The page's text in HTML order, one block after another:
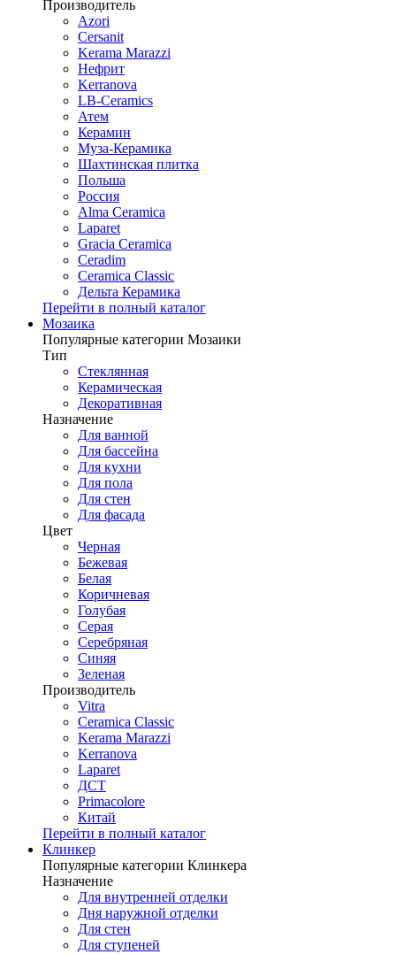
Производитель
Azori
Cersanit
Kerama Marazzi
Нефрит
Kerranova
LB-Ceramics
Атем
Керамин
Муза-Керамика
Шахтинская плитка
Польша
Россия
Alma Ceramica
Laparet
Gracia Ceramica
Ceradim
Ceramica Classic
Дельта Керамика
Перейти в полный каталог
Мозаика
Популярные категории Мозаики
Тип
Стеклянная
Керамическая
Декоративная
Назначение
Для ванной
Для бассейна
Для кухни
Для пола
Для стен
Для фасада
Цвет
Черная
Бежевая
Белая
Коричневая
Голубая
Серая
Серебряная
Синяя
Зеленая
Производитель
Vitra
Ceramica Classic
Kerama Marazzi
Kerranova
Laparet
ДСТ
Primacolore
Китай
Перейти в полный каталог
Клинкер
Популярные категории Клинкера
Назначение
Для внутренней отделки
Дня наружной отделки
Для стен
Для ступеней